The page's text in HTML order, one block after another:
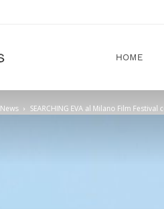
Dreamcatchers HOME
News SEARCHING EVA al Milano Film Festival